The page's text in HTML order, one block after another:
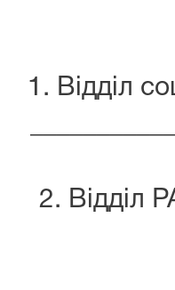
1. Відділ
2. Відділ